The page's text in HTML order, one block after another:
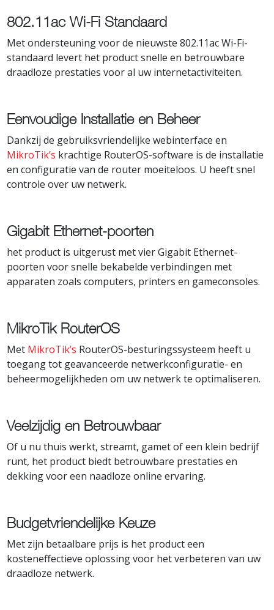
802.11ac Wi-Fi Standaard
Met ondersteuning voor de nieuwste 802.11ac Wi-Fi-
standaard levert het product snelle en betrouwbare
draadloze prestaties voor al uw internetactiviteiten.
Eenvoudige Installatie en Beheer
Dankzij de gebruiksvriendelijke webinterface en
MikroTik’s krachtige RouterOS-software is de installatie
en configuratie van de router moeiteloos. U heeft snel
controle over uw netwerk.
Gigabit Ethernet-poorten
het product is uitgerust met vier Gigabit Ethernet-
poorten voor snelle bekabelde verbindingen met
apparaten zoals computers, printers en gameconsoles.
MikroTik RouterOS
Met MikroTik’s RouterOS-besturingssysteem heeft u
toegang tot geavanceerde netwerkconfiguratie- en
beheermogelijkheden om uw netwerk te optimaliseren.
Veelzijdig en Betrouwbaar
Of u nu thuis werkt, streamt, gamet of een klein bedrijf
runt, het product biedt betrouwbare prestaties en
dekking voor een naadloze online ervaring.
Budgetvriendelijke Keuze
Met zijn betaalbare prijs is het product een
kosteneffectieve oplossing voor het verbeteren van uw
draadloze netwerk.